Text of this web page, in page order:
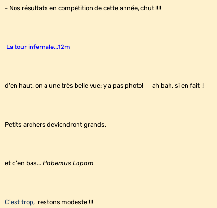
- Nos résultats en compétition de cette année, chut !!!!
La tour infernale...12m
d'en haut, on a une très belle vue: y a pas photo! ah bah, si en fait !
Petits archers deviendront grands.
et d'en bas... Habemus Lapam
C'est trop, restons modeste !!!